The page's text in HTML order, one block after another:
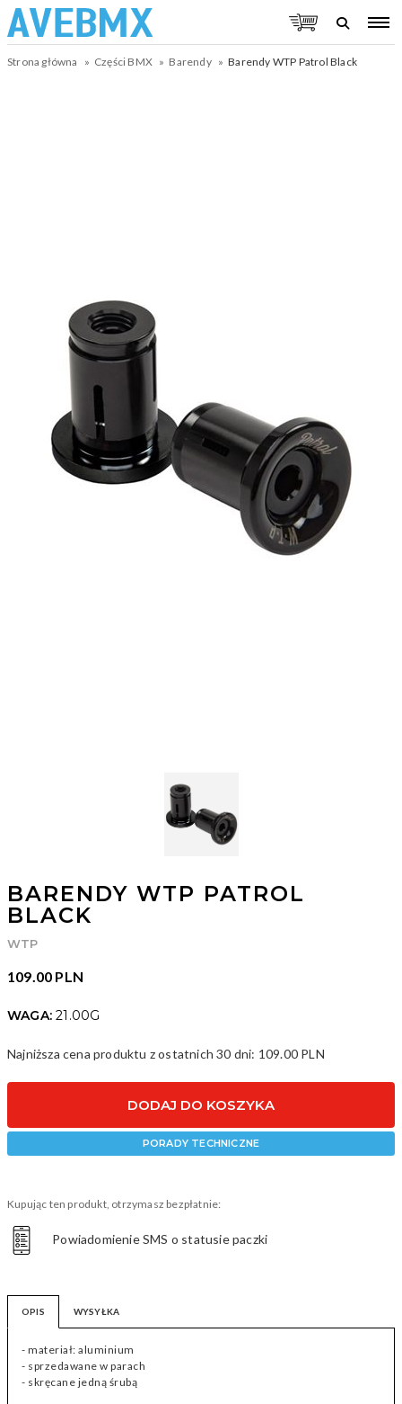
Strona główna Części BMX Barendy Barendy WTP Patrol Black
BARENDY WTP PATROL
BLACK
WTP
109.00 PLN
WAGA:21.00G
Najniższa cena produktu z ostatnich 30 dni: 109.00 PLN
DODAJ DO KOSZYKA
PORADY TECHNICZNE
Kupując ten produkt, otrzymasz bezpłatnie:
Powiadomienie SMS o statusie paczki
OPIS WYSYŁKA
- materiał: aluminium
- sprzedawane w parach
- skręcane jedną śrubą